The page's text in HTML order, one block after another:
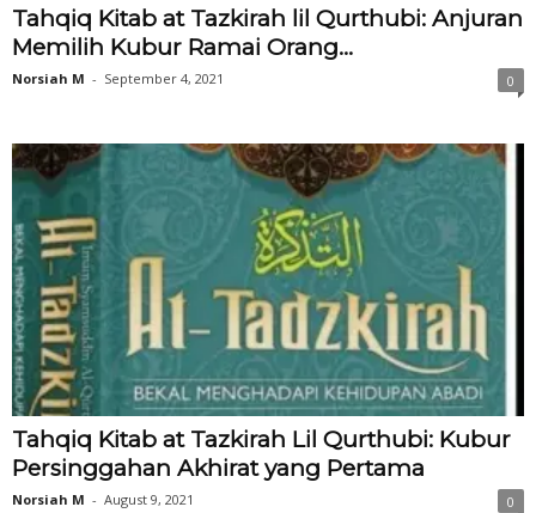
Tahqiq Kitab at Tazkirah lil Qurthubi: Anjuran
Memilih Kubur Ramai Orang...
Norsiah M - September 4, 2021 0
Tahqiq Kitab at Tazkirah Lil Qurthubi: Kubur
Persinggahan Akhirat yang Pertama
Norsiah M - August 9, 2021 0